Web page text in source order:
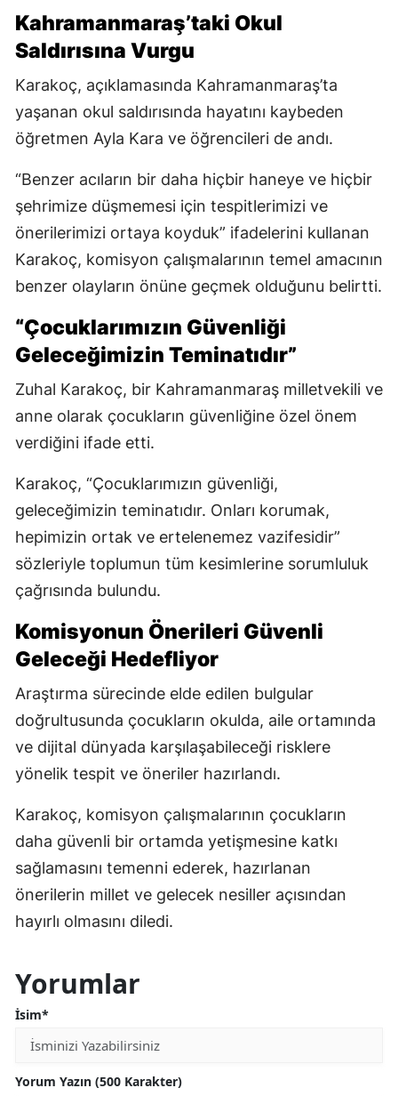
Kahramanmaraş’taki Okul
Saldırısına Vurgu
Karakoç, açıklamasında Kahramanmaraş’ta
yaşanan okul saldırısında hayatını kaybeden
öğretmen Ayla Kara ve öğrencileri de andı.
“Benzer acıların bir daha hiçbir haneye ve hiçbir
şehrimize düşmemesi için tespitlerimizi ve
önerilerimizi ortaya koyduk” ifadelerini kullanan
Karakoç, komisyon çalışmalarının temel amacının
benzer olayların önüne geçmek olduğunu belirtti.
“Çocuklarımızın Güvenliği
Geleceğimizin Teminatıdır”
Zuhal Karakoç, bir Kahramanmaraş milletvekili ve
anne olarak çocukların güvenliğine özel önem
verdiğini ifade etti.
Karakoç, “Çocuklarımızın güvenliği,
geleceğimizin teminatıdır. Onları korumak,
hepimizin ortak ve ertelenemez vazifesidir”
sözleriyle toplumun tüm kesimlerine sorumluluk
çağrısında bulundu.
Komisyonun Önerileri Güvenli
Geleceği Hedefliyor
Araştırma sürecinde elde edilen bulgular
doğrultusunda çocukların okulda, aile ortamında
ve dijital dünyada karşılaşabileceği risklere
yönelik tespit ve öneriler hazırlandı.
Karakoç, komisyon çalışmalarının çocukların
daha güvenli bir ortamda yetişmesine katkı
sağlamasını temenni ederek, hazırlanan
önerilerin millet ve gelecek nesiller açısından
hayırlı olmasını diledi.
Yorumlar
İsim*
Yorum Yazın (500 Karakter)